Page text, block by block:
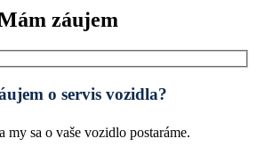
záujem
o servis vozidla?
my sa o vaše vozidlo postaráme.